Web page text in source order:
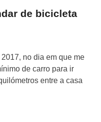
de bicicleta
no dia em que me
de carro para ir
entre a casa